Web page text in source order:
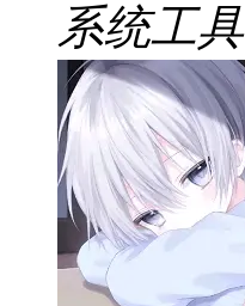
系统工具